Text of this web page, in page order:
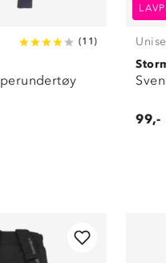
(11 )
99,-